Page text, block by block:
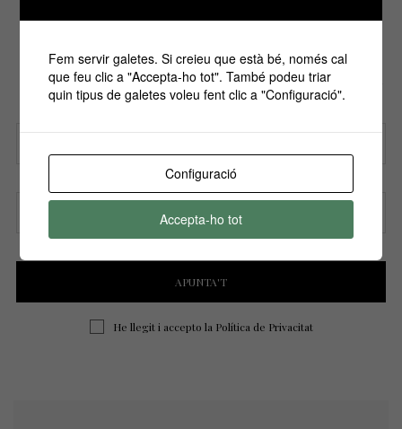
Si vols estar informa't de tots els
esdeveniments, inscriu-te amb el teu email al
nostre butlletí!
Nom
Correu electrònic
He llegit i accepto la Política de Privacitat
Fem servir galetes. Si creieu que està bé, només cal
que feu clic a "Accepta-ho tot". També podeu triar
quin tipus de galetes voleu fent clic a "Configuració".
Configuració
Accepta-ho tot